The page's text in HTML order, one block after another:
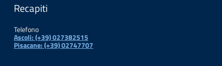
Recapiti
Telefono
Ascoli: (+39) 027382515
Pisacane: (+39) 02747707